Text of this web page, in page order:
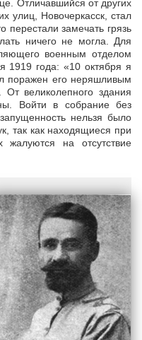
Отличавшийся от других
улиц, Новочеркасск, стал
перестали замечать грязь
ничего не могла. Для
военным отделом
1919 года: «10 октября я
поражен его неряшливым
великолепного здания
Войти в собрание без
нельзя было
так как находящиеся при
жалуются на отсутствие